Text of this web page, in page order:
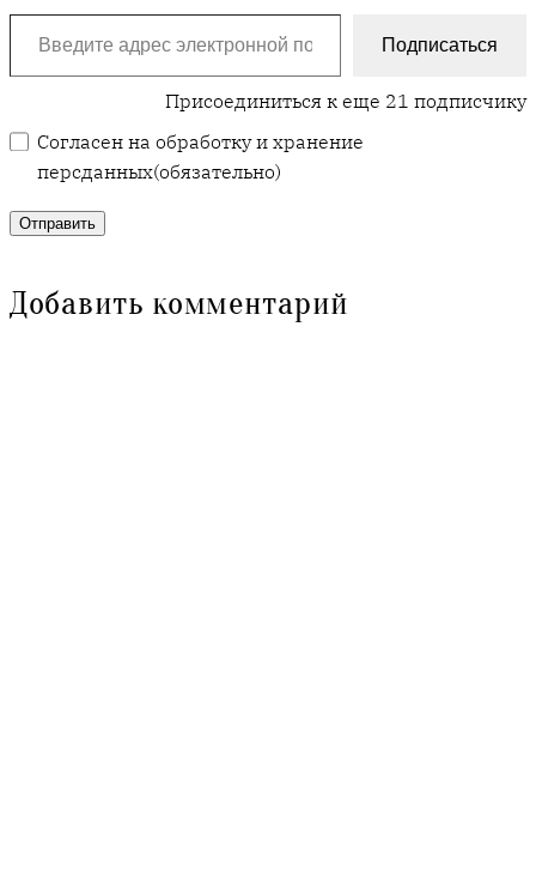
Введите адрес электронной почты…
Подписаться
Присоединиться к еще 21 подписчику
Согласен на обработку и хранение
персданных(обязательно)
Отправить
Добавить комментарий